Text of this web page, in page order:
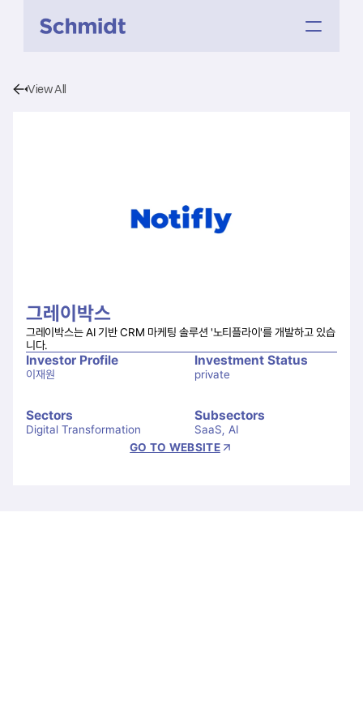
View All
그레이박스
그레이박스는 AI 기반 CRM 마케팅 솔루션 '노티플라이'를 개발하고 있습
니다.
Investor Profile
이재원
Investment Status
private
Sectors
Digital Transformation
Subsectors
SaaS, AI
GO TO WEBSITE